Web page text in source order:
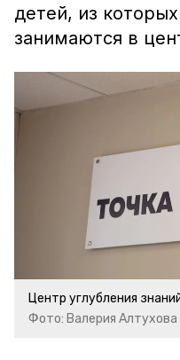
детей, из
занимаются в
Центр углубления
Фото: Валерия